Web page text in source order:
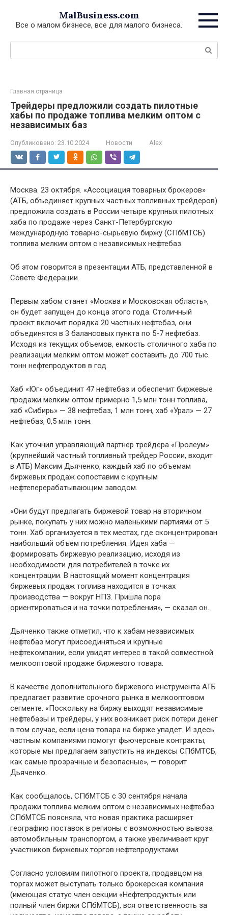
контенту
MalBusiness.com
Все о малом бизнесе, все для малого бизнеса.
Поиск:
Главная страница
Трейдеры предложили создать пилотные
хабы по продаже топлива мелким оптом с
независимых баз
Опубликовано: 23.10.2024 Новости Alex
Москва. 23 октября. «Ассоциация товарных брокеров»
(АТБ, объединяет крупных частных топливных трейдеров)
предложила создать в России четыре крупных пилотных
хаба по продаже через Санкт-Петербургскую
международную товарно-сырьевую биржу (СПбМТСБ)
топлива мелким оптом с независимых нефтебаз.
Об этом говорится в презентации АТБ, представленной в
Совете Федерации.
Первым хабом станет «Москва и Московская область»,
он будет запущен до конца этого года. Столичный
проект включит порядка 20 частных нефтебаз, они
объединятся в 3 балансовых пункта по 5-7 нефтебаз.
Исходя из текущих объемов, емкость столичного хаба по
реализации мелким оптом может составить до 700 тыс.
тонн нефтепродуктов в год.
Хаб «Юг» объединит 47 нефтебаз и обеспечит биржевые
продажи мелким оптом примерно 1,5 млн тонн топлива,
хаб «Сибирь» — 38 нефтебаз, 1 млн тонн, хаб «Урал» — 27
нефтебаз, 0,5 млн тонн.
Как уточнил управляющий партнер трейдера «Пролеум»
(крупнейший частный топливный трейдер России, входит
в АТБ) Максим Дьяченко, каждый хаб по объемам
биржевых продаж сопоставим с крупным
нефтеперерабатывающим заводом.
«Они будут предлагать биржевой товар на вторичном
рынке, покупать у них можно маленькими партиями от 5
тонн. Хаб организуется в тех местах, где сконцентрирован
наибольший объем потребления. Идея хаба —
формировать биржевую реализацию, исходя из
необходимости для потребителей в точке их
концентрации. В настоящий момент концентрация
биржевых продаж топлива находится в точках
производства — вокруг НПЗ. Пришла пора
ориентироваться и на точки потребления», — сказал он.
Дьяченко также отметил, что к хабам независимых
нефтебаз могут присоединяться и крупные
нефтекомпании, если увидят интерес в такой совместной
мелкооптовой продаже биржевого товара.
В качестве дополнительного биржевого инструмента АТБ
предлагает развитие срочного рынка в мелкооптовом
сегменте. «Поскольку на биржу выходят независимые
нефтебазы и трейдеры, у них возникает риск потери денег
в том случае, если цена товара на бирже упадет. И здесь
частным компаниями помогут фьючерсные контракты,
которые мы предлагаем запустить на индексы СПбМТСБ,
как самые прозрачные и безопасные», — говорит
Дьяченко.
Как сообщалось, СПбМТСБ с 30 сентября начала
продажи топлива мелким оптом с независимых нефтебаз.
СПбМТСБ поясняла, что новая практика расширяет
географию поставок в регионы с возможностью вывоза
автомобильным транспортом, а также увеличивает круг
участников биржевых торгов нефтепродуктами.
Согласно условиям пилотного проекта, продавцом на
торгах может выступать только брокерская компания
(имеющая статус член секции «Нефтепродукты» или
полный член биржи СПбМТСБ), вся ответственность за